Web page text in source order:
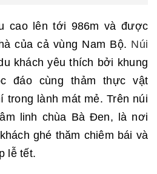
cao lên tới 986m và được
của cả vùng Nam Bộ. Núi
khách yêu thích bởi khung
đáo cùng thảm thực vật
trong lành mát mẻ. Trên núi
linh chùa Bà Đen, là nơi
ghé thăm chiêm bái và
lễ tết.